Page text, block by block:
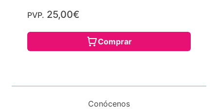
PVP. 25,00€
Comprar
Conócenos